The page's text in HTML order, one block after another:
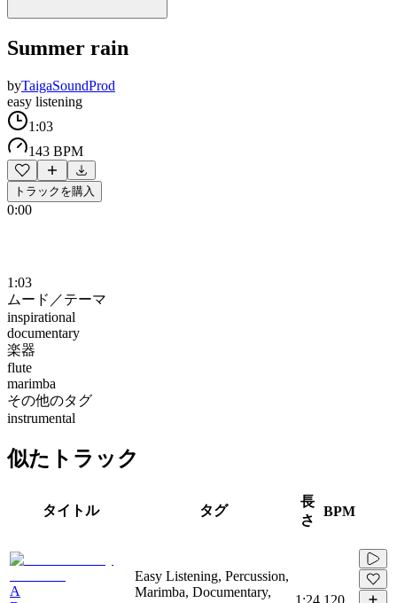
Summer rain
byTaigaSoundProd
easy listening
1:03
143 BPM
トラックを購入
0:00
1:03
ムード／テーマ
inspirational
documentary
楽器
flute
marimba
その他のタグ
instrumental
似たトラック
タイトル タグ
長
さ
BPM
A
Easy Listening, Percussion,
Marimba, Documentary,
1:24 120